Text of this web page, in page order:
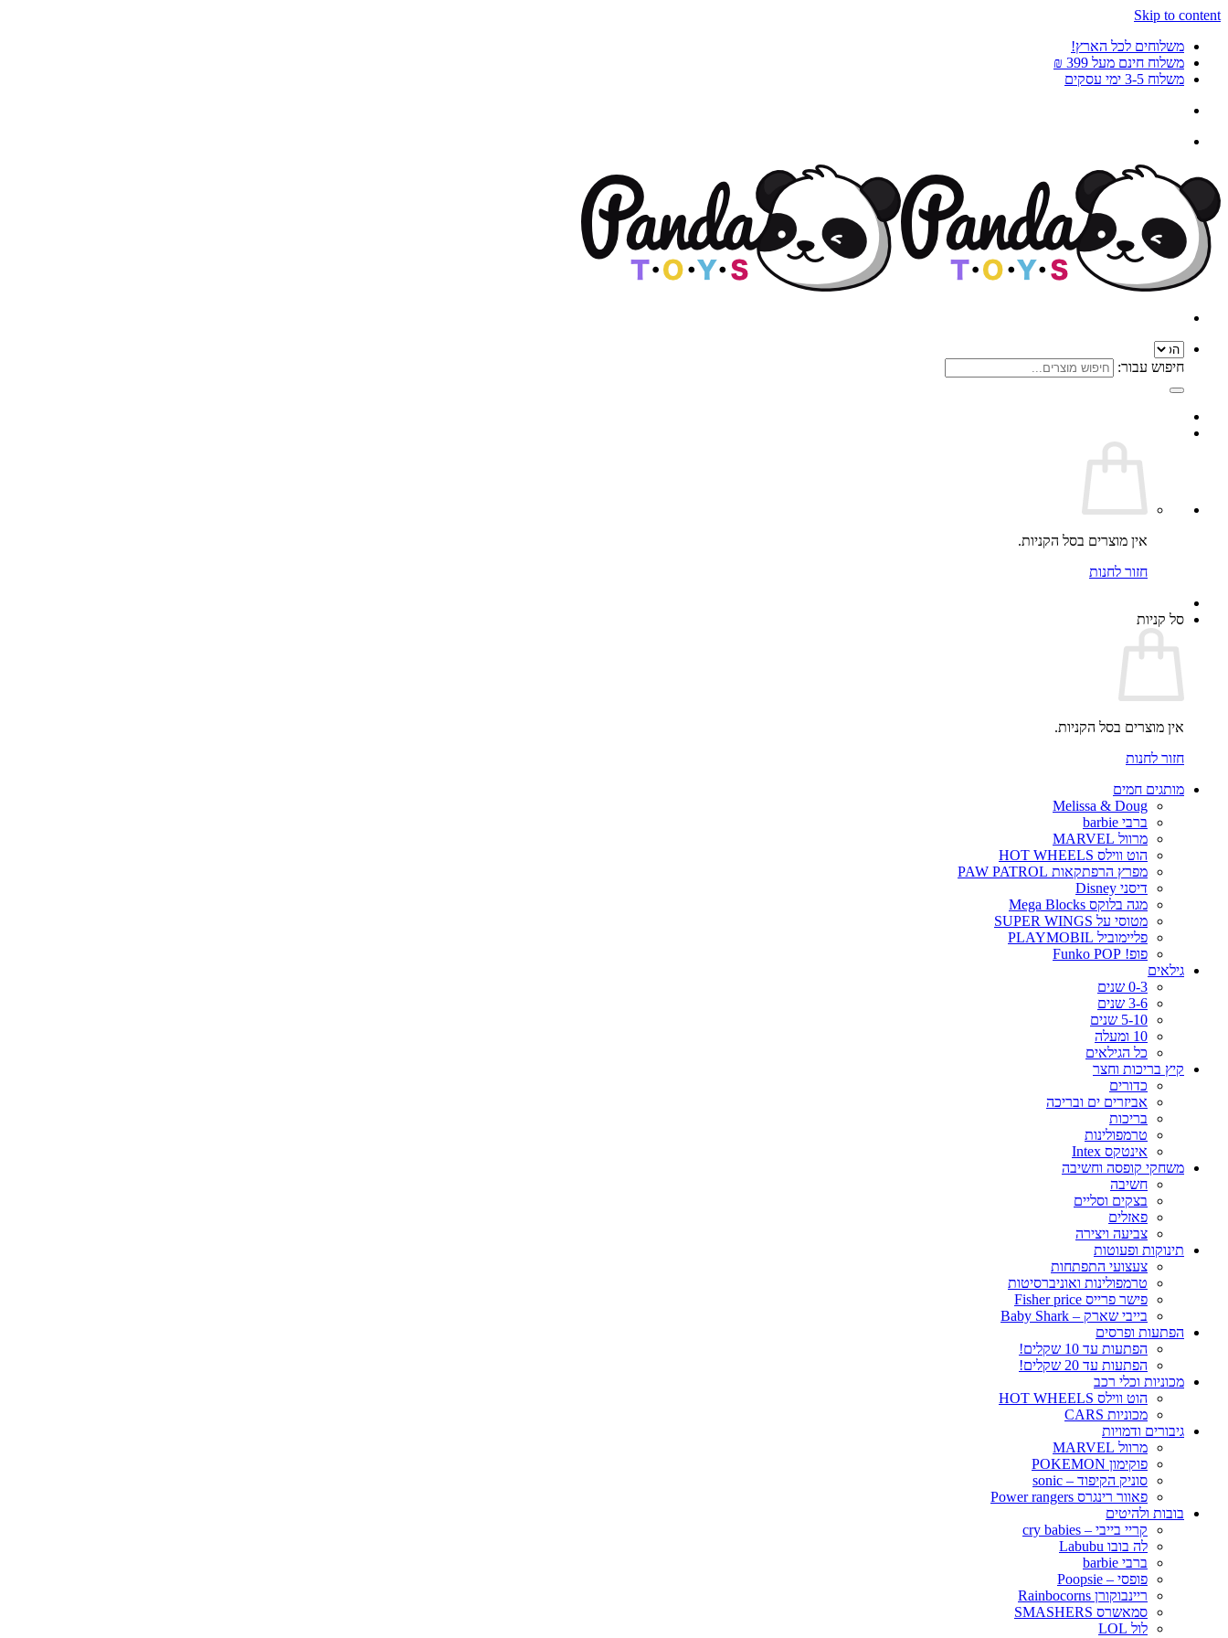
Skip to content
משלוחים לכל הארץ!
משלוח חינם מעל 399 ₪
משלוח 3-5 ימי עסקים
חיפוש עבור:
אין מוצרים בסל הקניות.
חזור לחנות
סל קניות
אין מוצרים בסל הקניות.
חזור לחנות
מותגים חמים
Melissa & Doug
ברבי barbie
מרוול MARVEL
הוט ווילס HOT WHEELS
מפרץ הרפתקאות PAW PATROL
דיסני Disney
מגה בלוקס Mega Blocks
מטוסי על SUPER WINGS
פליימוביל PLAYMOBIL
פופ! Funko POP
גילאים
0-3 שנים
3-6 שנים
5-10 שנים
10 ומעלה
כל הגילאים
קיץ בריכות וחצר
כדורים
אביזרים ים ובריכה
בריכות
טרמפולינות
אינטקס Intex
משחקי קופסה וחשיבה
חשיבה
בצקים וסליים
פאזלים
צביעה ויצירה
תינוקות ופעוטות
צעצועי התפתחות
טרמפולינות ואוניברסיטות
פישר פרייס Fisher price
בייבי שארק – Baby Shark
הפתעות ופרסים
הפתעות עד 10 שקלים!
הפתעות עד 20 שקלים!
מכוניות וכלי רכב
הוט ווילס HOT WHEELS
מכוניות CARS
גיבורים ודמויות
מרוול MARVEL
פוקימון POKEMON
סוניק הקיפוד – sonic
פאוור רינגרס Power rangers
בובות ולהיטים
קריי בייבי – cry babies
לה בובו Labubu
ברבי barbie
פופסי – Poopsie
ריינבוקורן Rainbocorns
סמאשרס SMASHERS
לול LOL